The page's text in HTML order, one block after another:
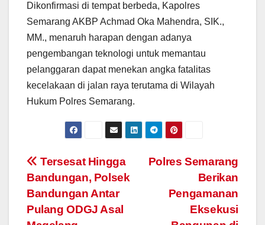
Dikonfirmasi di tempat berbeda, Kapolres
Semarang AKBP Achmad Oka Mahendra, SIK.,
MM., menaruh harapan dengan adanya
pengembangan teknologi untuk memantau
pelanggaran dapat menekan angka fatalitas
kecelakaan di jalan raya terutama di Wilayah
Hukum Polres Semarang.
Post
navigation
Polres Semarang
Berikan
Pengamanan
Eksekusi
Tersesat Hingga
Bandungan, Polsek
Bandungan Antar
Pulang ODGJ Asal